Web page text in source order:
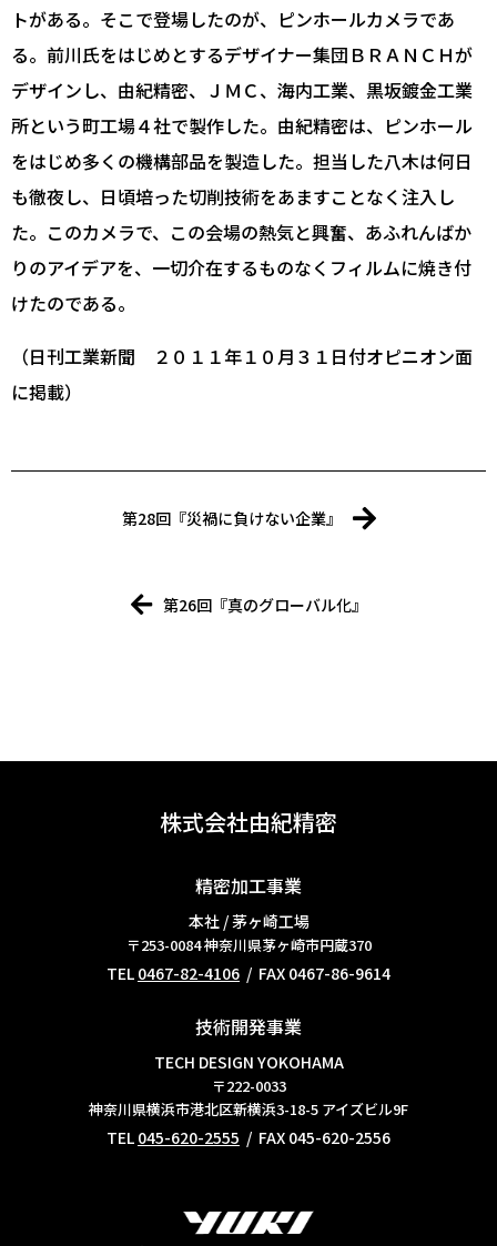
トがある。そこで登場したのが、ピンホールカメラであ
る。前川氏をはじめとするデザイナー集団ＢＲＡＮＣＨが
デザインし、由紀精密、ＪＭＣ、海内工業、黒坂鍍金工業
所という町工場４社で製作した。由紀精密は、ピンホール
をはじめ多くの機構部品を製造した。担当した八木は何日
も徹夜し、日頃培った切削技術をあますことなく注入し
た。このカメラで、この会場の熱気と興奮、あふれんばか
りのアイデアを、一切介在するものなくフィルムに焼き付
けたのである。
（日刊工業新聞 ２０１１年１０月３１日付オピニオン面
に掲載）
第28回『災禍に負けない企業』
第26回『真のグローバル化』
株式会社由紀精密
精密加工事業
本社 / 茅ヶ崎工場
〒253-0084神奈川県茅ヶ崎市円蔵370
TEL 0467-82-4106 / FAX 0467-86-9614
技術開発事業
TECH DESIGN YOKOHAMA
〒222-0033
神奈川県横浜市港北区新横浜3-18-5 アイズビル9F
TEL 045-620-2555 / FAX 045-620-2556